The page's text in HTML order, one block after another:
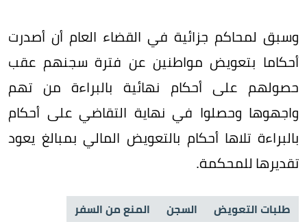
وسبق لمحاكم جزائية في القضاء العام أن أصدرت
أحكاما بتعويض مواطنين عن فترة سجنهم عقب
حصولهم على أحكام نهائية بالبراءة من تهم
واجهوها وحصلوا في نهاية التقاضي على أحكام
بالبراءة تلاها أحكام بالتعويض المالي بمبالغ يعود
تقديرها للمحكمة.
طلبات التعويض السجن المنع من السفر